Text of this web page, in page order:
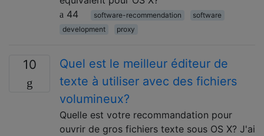
44
software-recommendation
software
development
proxy
10
Quel est le meilleur éditeur de
texte à utiliser avec des fichiers
volumineux?
Quelle est votre recommandation pour
ouvrir de gros fichiers texte sous OS X? J'ai